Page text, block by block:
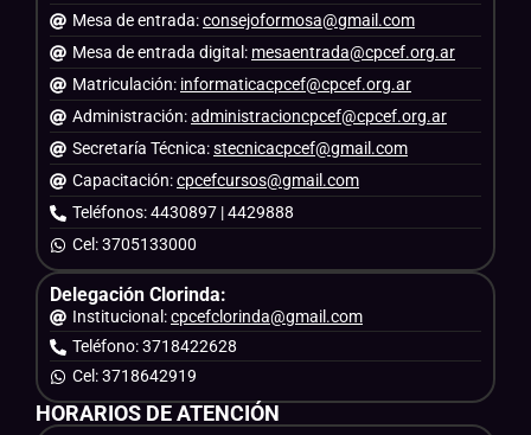
Mesa de entrada:consejoformosa@gmail.com
Mesa de entrada digital: mesaentrada@cpcef.org.ar
Matriculación: informaticacpcef@cpcef.org.ar
Administración:administracioncpcef@cpcef.org.ar
Secretaría Técnica:stecnicacpcef@gmail.com
Capacitación:cpcefcursos@gmail.com
Teléfonos: 4430897 | 4429888
Cel: 3705133000
Delegación Clorinda:
Institucional:cpcefclorinda@gmail.com
Teléfono: 3718422628
Cel: 3718642919
HORARIOS DE ATENCIÓN